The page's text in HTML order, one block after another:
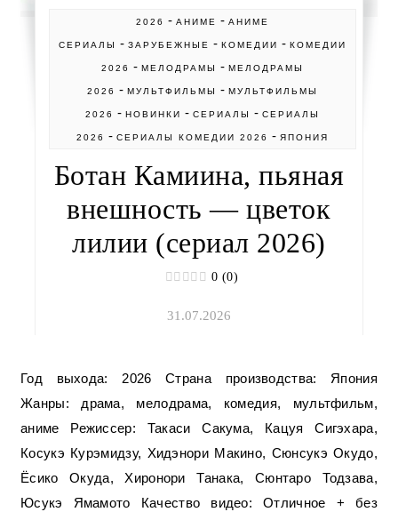
2026 -АНИМЕ -АНИМЕ
СЕРИАЛЫ -ЗАРУБЕЖНЫЕ -КОМЕДИИ -КОМЕДИИ
2026 -МЕЛОДРАМЫ -МЕЛОДРАМЫ
2026 -МУЛЬТФИЛЬМЫ -МУЛЬТФИЛЬМЫ
2026 -НОВИНКИ -СЕРИАЛЫ -СЕРИАЛЫ
2026 -СЕРИАЛЫ КОМЕДИИ 2026 -ЯПОНИЯ
Ботан Камиина, пьяная
внешность — цветок
лилии (сериал 2026)
0 (0)
31.07.2026
Год выхода: 2026 Страна производства: Япония
Жанры: драма, мелодрама, комедия, мультфильм,
аниме Режиссер: Такаси Сакума, Кацуя Сигэхара,
Косукэ Курэмидзу, Хидэнори Макино, Сюнсукэ Окудо,
Ёсико Окуда, Хиронори Танака, Сюнтаро Тодзава,
Юсукэ Ямамото Качество видео: Отличное + без